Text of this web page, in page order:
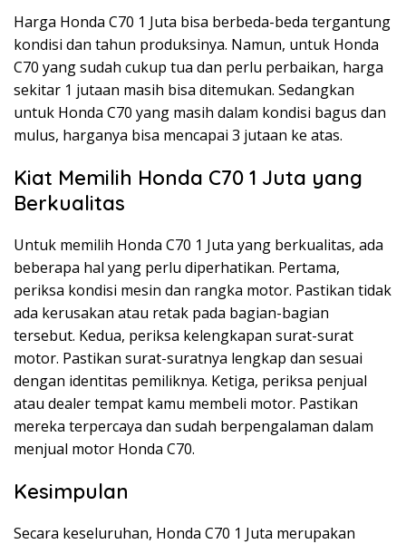
Harga Honda C70 1 Juta bisa berbeda-beda tergantung
kondisi dan tahun produksinya. Namun, untuk Honda
C70 yang sudah cukup tua dan perlu perbaikan, harga
sekitar 1 jutaan masih bisa ditemukan. Sedangkan
untuk Honda C70 yang masih dalam kondisi bagus dan
mulus, harganya bisa mencapai 3 jutaan ke atas.
Kiat Memilih Honda C70 1 Juta yang
Berkualitas
Untuk memilih Honda C70 1 Juta yang berkualitas, ada
beberapa hal yang perlu diperhatikan. Pertama,
periksa kondisi mesin dan rangka motor. Pastikan tidak
ada kerusakan atau retak pada bagian-bagian
tersebut. Kedua, periksa kelengkapan surat-surat
motor. Pastikan surat-suratnya lengkap dan sesuai
dengan identitas pemiliknya. Ketiga, periksa penjual
atau dealer tempat kamu membeli motor. Pastikan
mereka terpercaya dan sudah berpengalaman dalam
menjual motor Honda C70.
Kesimpulan
Secara keseluruhan, Honda C70 1 Juta merupakan